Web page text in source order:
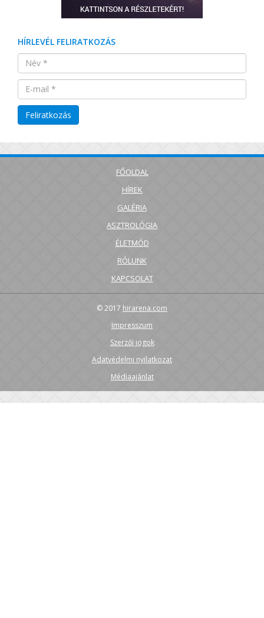
HÍRLEVÉL FELIRATKOZÁS
FŐOLDAL
HÍREK
GALÉRIA
ASZTROLÓGIA
ÉLETMÓD
RÓLUNK
KAPCSOLAT
© 2017 hirarena.com
Impresszum
Szerzői jogok
Adatvédelmi nyilatkozat
Médiaajánlat